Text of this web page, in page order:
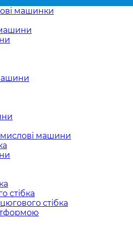
машинки
машини
стібка
стібка